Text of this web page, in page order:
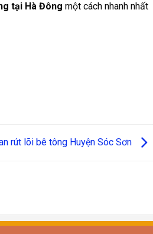
tại Hà Đông một cách nhanh nhất
rút lõi bê tông Huyện Sóc Sơn